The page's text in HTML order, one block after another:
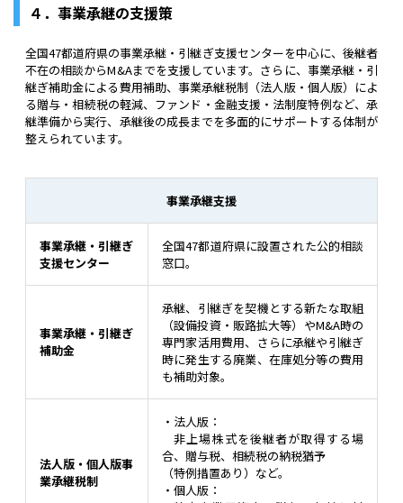
４．事業承継の支援策
全国47都道府県の事業承継・引継ぎ支援センターを中心に、後継者
不在の相談からM&Aまでを支援しています。さらに、事業承継・引
継ぎ補助金による費用補助、事業承継税制（法人版・個人版）によ
る贈与・相続税の軽減、ファンド・金融支援・法制度特例など、承
継準備から実行、承継後の成長までを多面的にサポートする体制が
整えられています。
事業承継支援
事業承継・引継ぎ
支援センター
全国47都道府県に設置された公的相談
窓口。
事業承継・引継ぎ
補助金
承継、引継ぎを契機とする新たな取組
（設備投資・販路拡大等）やM&A時の
専門家活用費用、さらに承継や引継ぎ
時に発生する廃業、在庫処分等の費用
も補助対象。
法人版・個人版事
業承継税制
・法人版：
非上場株式を後継者が取得する場
合、贈与税、相続税の納税猶予
（特例措置あり）など。
・個人版：